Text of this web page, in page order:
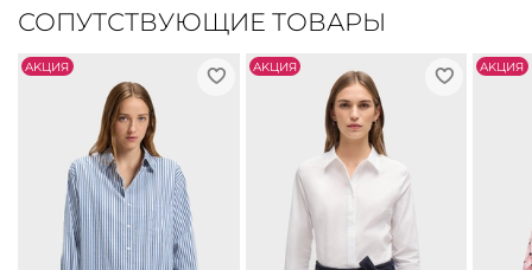
СОПУТСТВУЮЩИЕ ТОВАРЫ
АKЦИЯ АKЦИЯ АKЦИЯ